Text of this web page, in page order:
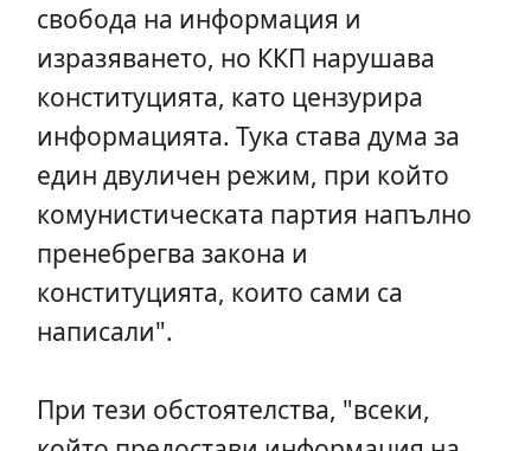
свобода на информация и
изразяването, но ККП нарушава
конституцията, като цензурира
информацията. Тука става дума за
един двуличен режим, при който
комунистическата партия напълно
пренебрегва закона и
конституцията, които сами са
написали".
При тези обстоятелства, "всеки,